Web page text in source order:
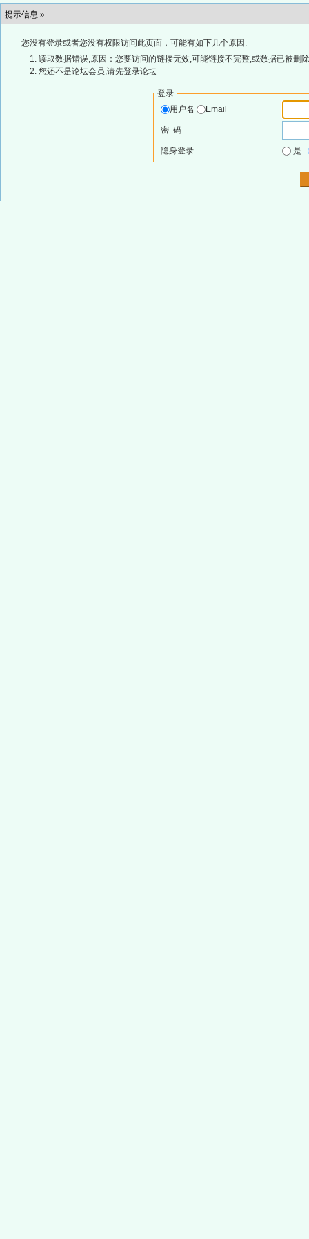
提示信息 »
您没有登录或者您没有权限访问此页面，可能有如下几个原因:
读取数据错误,原因：您要访问的链接无效,可能链接不完整,或数据已被删
您还不是论坛会员,请先登录论坛
登录
用户名
Email
密 码
隐身登录 是